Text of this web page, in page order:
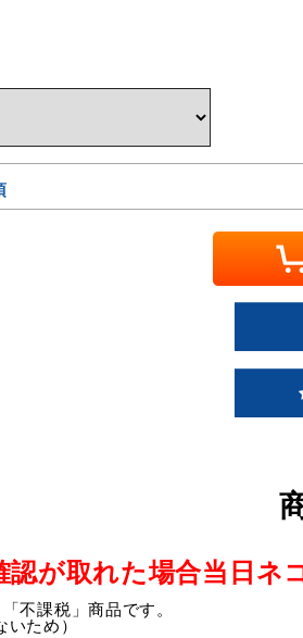
が取れた場合当日ネ
不課税」商品です。
いため）